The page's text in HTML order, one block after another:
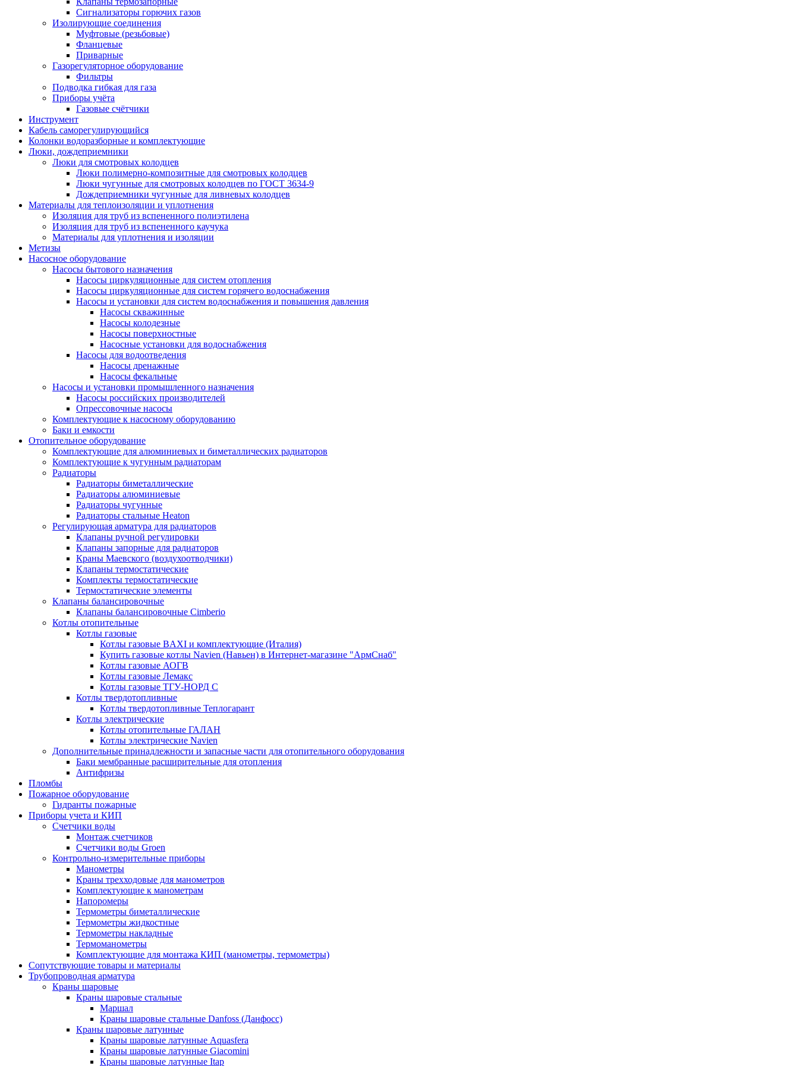
Сигнализаторы горючих газов
Изолирующие соединения
Муфтовые (резьбовые)
Фланцевые
Приварные
Газорегуляторное оборудование
Фильтры
Подводка гибкая для газа
Приборы учёта
Газовые счётчики
Инструмент
Кабель саморегулирующийся
Колонки водоразборные и комплектующие
Люки, дождеприемники
Люки для смотровых колодцев
Люки полимерно-композитные для смотровых колодцев
Люки чугунные для смотровых колодцев по ГОСТ 3634-9
Дождеприемники чугунные для ливневых колодцев
Материалы для теплоизоляции и уплотнения
Изоляция для труб из вспененного полиэтилена
Изоляция для труб из вспененного каучука
Материалы для уплотнения и изоляции
Метизы
Насосное оборудование
Насосы бытового назначения
Насосы циркуляционные для систем отопления
Насосы циркуляционные для систем горячего водоснабжения
Насосы и установки для систем водоснабжения и повышения давления
Насосы скважинные
Насосы колодезные
Насосы поверхностные
Насосные установки для водоснабжения
Насосы для водоотведения
Насосы дренажные
Насосы фекальные
Насосы и установки промышленного назначения
Насосы российских производителей
Опрессовочные насосы
Комплектующие к насосному оборудованию
Баки и емкости
Отопительное оборудование
Комплектующие для алюминиевых и биметаллических радиаторов
Комплектующие к чугунным радиаторам
Радиаторы
Радиаторы биметаллические
Радиаторы алюминиевые
Радиаторы чугунные
Радиаторы стальные Heaton
Регулирующая арматура для радиаторов
Клапаны ручной регулировки
Клапаны запорные для радиаторов
Краны Маевского (воздухоотводчики)
Клапаны термостатические
Комплекты термостатические
Термостатические элементы
Клапаны балансировочные
Клапаны балансировочные Cimberio
Котлы отопительные
Котлы газовые
Котлы газовые BAXI и комплектующие (Италия)
Купить газовые котлы Navien (Навьен) в Интернет-магазине "АрмСнаб"
Котлы газовые АОГВ
Котлы газовые Лемакс
Котлы газовые ТГУ-НОРД С
Котлы твердотопливные
Котлы твердотопливные Теплогарант
Котлы электрические
Котлы отопительные ГАЛАН
Котлы электрические Navien
Дополнительные принадлежности и запасные части для отопительного оборудования
Баки мембранные расширительные для отопления
Антифризы
Пломбы
Пожарное оборудование
Гидранты пожарные
Приборы учета и КИП
Счетчики воды
Монтаж счетчиков
Счетчики воды Groen
Контрольно-измерительные приборы
Манометры
Краны трехходовые для манометров
Комплектующие к манометрам
Напоромеры
Термометры биметаллические
Термометры жидкостные
Термометры накладные
Термоманометры
Комплектующие для монтажа КИП (манометры, термометры)
Сопутствующие товары и материалы
Трубопроводная арматура
Краны шаровые
Краны шаровые стальные
Маршал
Краны шаровые стальные Danfoss (Данфосс)
Краны шаровые латунные
Краны шаровые латунные Aquasfera
Краны шаровые латунные Giacomini
Краны шаровые латунные Itap